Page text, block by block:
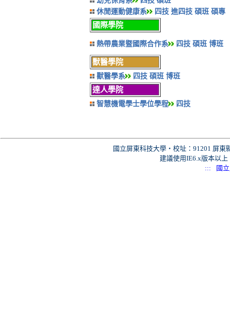
休閒運動健康系
四技 進四技 碩班 碩專
國際學院
熱帶農業暨國際合作系 四技 碩班 博班
獸醫學院
獸醫學系 四技 碩班 博班
達人學院
智慧機電學士學位學程 四技
國立屏東科技大學‧校址：91201 屏東
建議使用IE6.x版本以
:::
國